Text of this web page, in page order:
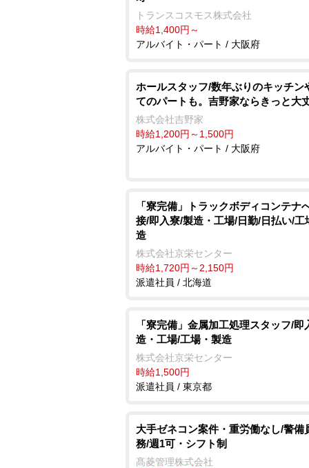
トランスコスモス株式会社
時給1,400円～
アルバイト・パート / 大阪府
ホールスタッフ/数年ぶりのキッチン
てのパートも。吉野家ならきっと大
株式会社吉野家
時給1,200円～1,500円
アルバイト・パート / 大阪府
「寮完備」トラックボディコンテナ
接/即入寮/製造・工場/日勤/日払い/工
造
株式会社京栄センター
時給1,720円～2,150円
派遣社員 / 北海道
「寮完備」金属加工処理スタッフ/即
造・工場/工場・製造
株式会社京栄センター
時給1,500円
派遣社員 / 東京都
大手ゼネコン案件・重労働なし/警備
務/週1可・シフト制
髙菱管理株式会社